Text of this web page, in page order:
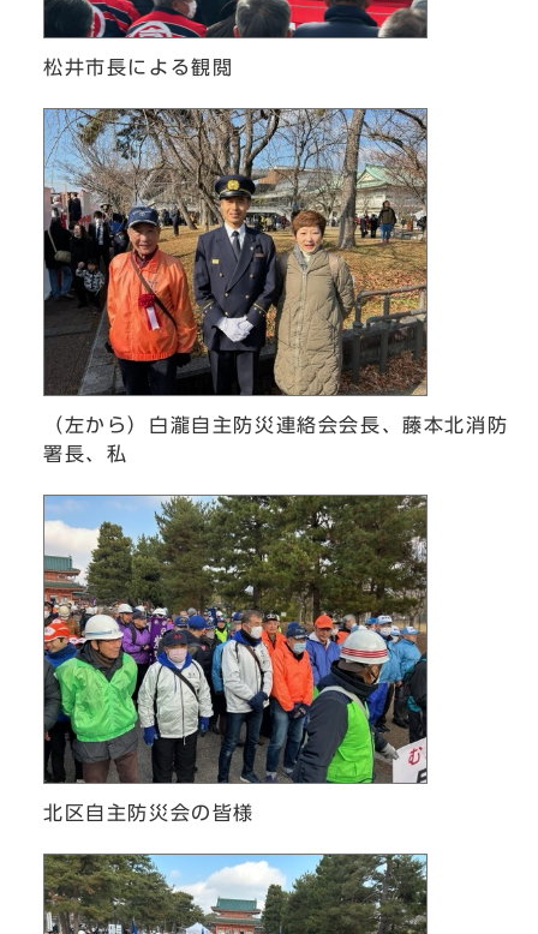
松井市長による観閲
（左から）白瀧自主防災連絡会会長、藤本北消防
署長、私
北区自主防災会の皆様